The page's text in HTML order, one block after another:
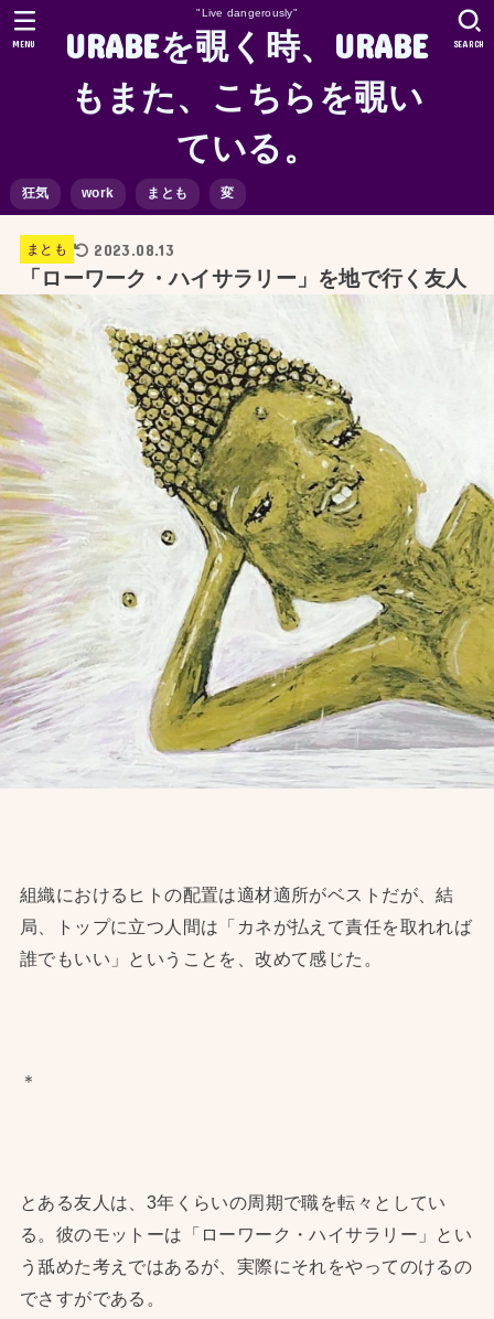
"Live dangerously"
URABEを覗く時、URABE
もまた、こちらを覗い
ている。
狂気 work まとも 変
SEARCH
MENU
まとも 2023.08.13
「ローワーク・ハイサラリー」を地で行く友人
組織におけるヒトの配置は適材適所がベストだが、結
局、トップに立つ人間は「カネが払えて責任を取れれば
誰でもいい」ということを、改めて感じた。
＊
とある友人は、3年くらいの周期で職を転々としてい
る。彼のモットーは「ローワーク・ハイサラリー」とい
う舐めた考えではあるが、実際にそれをやってのけるの
でさすがである。